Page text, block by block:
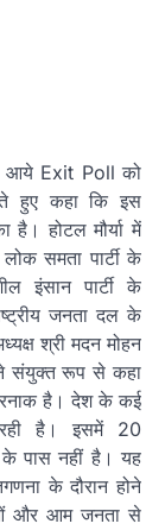
आये Exit Poll को
हुए कहा कि इस
होटल मौर्या में
समता पार्टी के
इंसान पार्टी के
जनता दल के
श्री मदन मोहन
ने संयुक्त रूप से कहा
है। देश के कई
है। इसमें 20
के पास नहीं है। यह
के दौरान होने
और आम जनता से